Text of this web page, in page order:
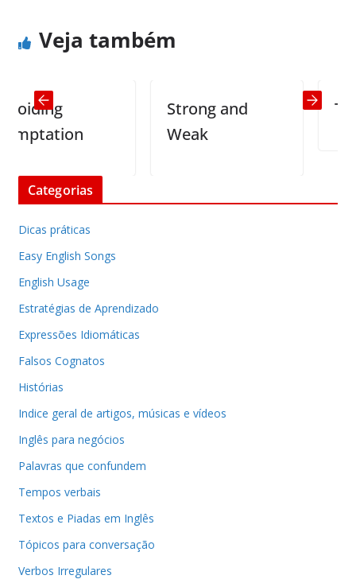
Veja também
Strong and
Weak
Categorias
Dicas práticas
Easy English Songs
English Usage
Estratégias de Aprendizado
Expressões Idiomáticas
Falsos Cognatos
Histórias
Indice geral de artigos, músicas e vídeos
Inglês para negócios
Palavras que confundem
Tempos verbais
Textos e Piadas em Inglês
Tópicos para conversação
Verbos Irregulares